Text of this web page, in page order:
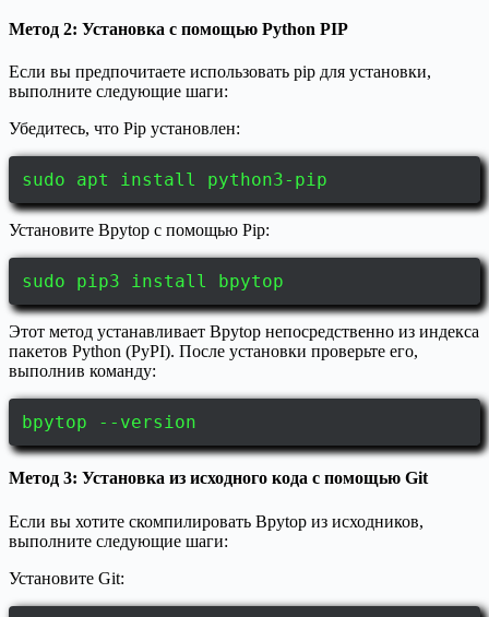
Метод 2: Установка с помощью Python PIP
Если вы предпочитаете использовать pip для установки,
выполните следующие шаги:
Убедитесь, что Pip установлен:
sudo apt install python3-pip
Установите Bpytop с помощью Pip:
sudo pip3 install bpytop
Этот метод устанавливает Bpytop непосредственно из индекса
пакетов Python (PyPI). После установки проверьте его,
выполнив команду:
bpytop --version
Метод 3: Установка из исходного кода с помощью Git
Если вы хотите скомпилировать Bpytop из исходников,
выполните следующие шаги:
Установите Git: